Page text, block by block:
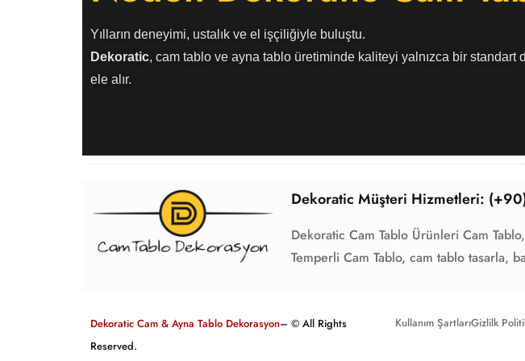
Yılların deneyimi, ustalık ve el işçiliğiyle buluştu.
Dekoratic, cam tablo ve ayna tablo üretiminde kaliteyi yalnızca bir standart
ele alır.
Dekoratic Müşteri Hizmetleri:
Dekoratic Cam Tablo Ürünleri Cam Tablo,
Temperli Cam Tablo, cam tablo tasarla,
Dekoratic Cam & Ayna Tablo Dekorasyon– © All Rights
Reserved.
Kullanım ŞartlarıGizlilk